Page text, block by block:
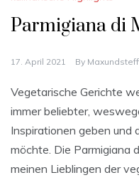
Parmigiana di
17. April 2021 By
Vegetarische Gerichte
immer beliebter,
Inspirationen geben und
möchte. Die Parmigiana
meinen Lieblingen der